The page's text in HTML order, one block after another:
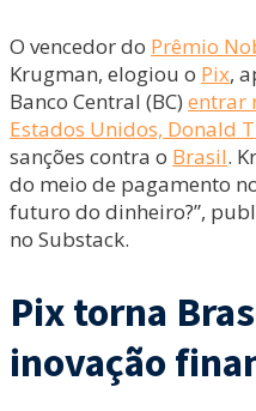
O vencedor do Prêmio
Krugman, elogiou o Pix,
Banco Central (BC) entrar
Estados Unidos, Donald
sanções contra o Brasil.
do meio de pagamento
futuro do dinheiro?”,
no Substack.
Pix torna
inovação